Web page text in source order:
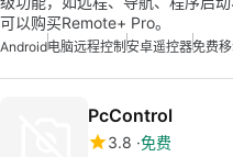
可以购买Remote+ Pro。
Android电脑远程控制 安卓遥控器免费
PcControl
3.8 免费